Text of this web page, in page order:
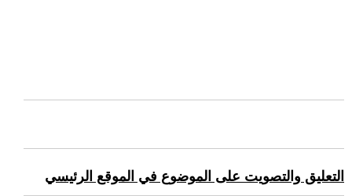
التعليق والتصويت على الموضوع في الموقع الرئيسي